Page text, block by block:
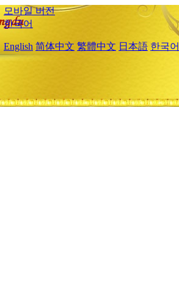
모바일 버전
한국어
English 简体中文 繁體中文 日本語 한국어